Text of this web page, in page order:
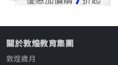
關於敦煌教育集團
敦煌歲月